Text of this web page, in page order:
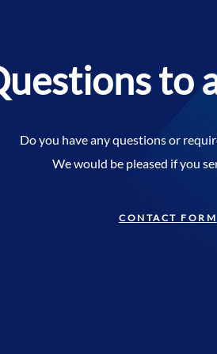
to
Do you have any questions or
We would be pleased if you
CONTACT FORM